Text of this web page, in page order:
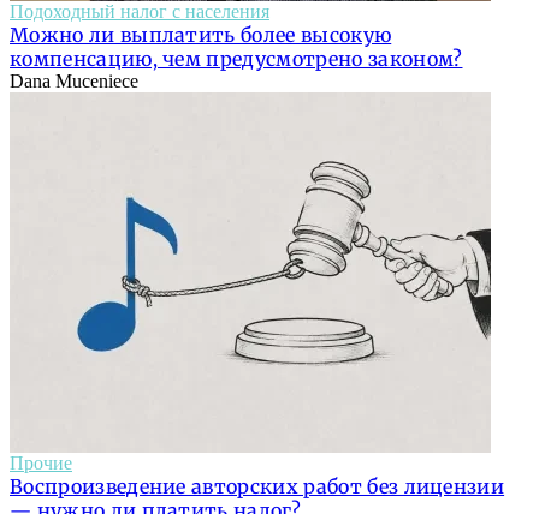
Подоходный налог с населения
Можно ли выплатить более высокую
компенсацию, чем предусмотрено законом?
Dana Muceniece
Прочие
Воспроизведение авторских работ без лицензии